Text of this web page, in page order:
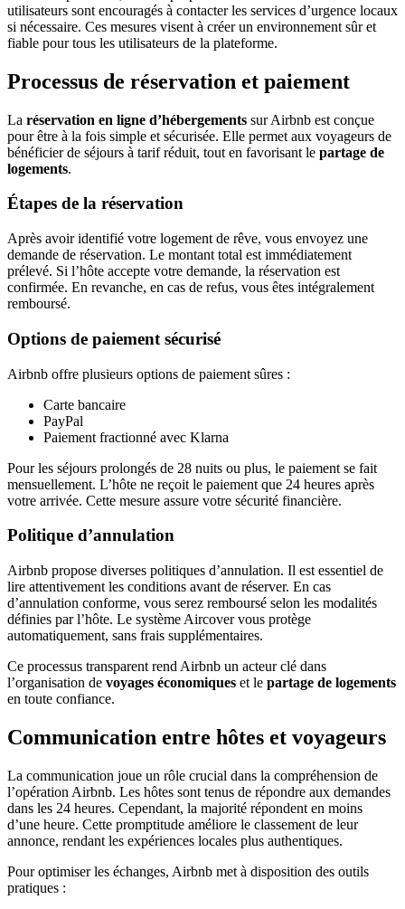
utilisateurs sont encouragés à contacter les services d’urgence locaux
si nécessaire. Ces mesures visent à créer un environnement sûr et
fiable pour tous les utilisateurs de la plateforme.
Processus de réservation et paiement
La réservation en ligne d’hébergements sur Airbnb est conçue
pour être à la fois simple et sécurisée. Elle permet aux voyageurs de
bénéficier de séjours à tarif réduit, tout en favorisant le partage de
logements.
Étapes de la réservation
Après avoir identifié votre logement de rêve, vous envoyez une
demande de réservation. Le montant total est immédiatement
prélevé. Si l’hôte accepte votre demande, la réservation est
confirmée. En revanche, en cas de refus, vous êtes intégralement
remboursé.
Options de paiement sécurisé
Airbnb offre plusieurs options de paiement sûres :
Carte bancaire
PayPal
Paiement fractionné avec Klarna
Pour les séjours prolongés de 28 nuits ou plus, le paiement se fait
mensuellement. L’hôte ne reçoit le paiement que 24 heures après
votre arrivée. Cette mesure assure votre sécurité financière.
Politique d’annulation
Airbnb propose diverses politiques d’annulation. Il est essentiel de
lire attentivement les conditions avant de réserver. En cas
d’annulation conforme, vous serez remboursé selon les modalités
définies par l’hôte. Le système Aircover vous protège
automatiquement, sans frais supplémentaires.
Ce processus transparent rend Airbnb un acteur clé dans
l’organisation de voyages économiques et le partage de logements
en toute confiance.
Communication entre hôtes et voyageurs
La communication joue un rôle crucial dans la compréhension de
l’opération Airbnb. Les hôtes sont tenus de répondre aux demandes
dans les 24 heures. Cependant, la majorité répondent en moins
d’une heure. Cette promptitude améliore le classement de leur
annonce, rendant les expériences locales plus authentiques.
Pour optimiser les échanges, Airbnb met à disposition des outils
pratiques :